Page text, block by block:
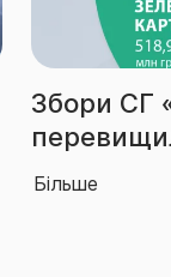
Виплати
зросли
Більше